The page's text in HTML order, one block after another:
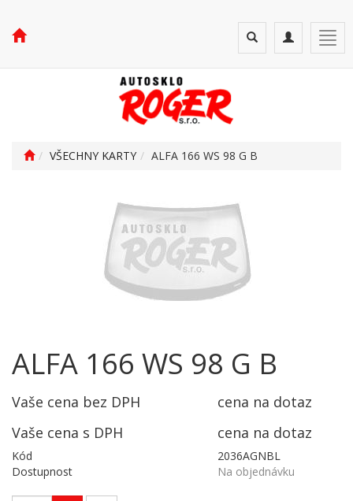
Toggle
navigation
Toggle
search
VŠECHNY KARTY ALFA 166 WS 98 G B
ALFA 166 WS 98 G B
Vaše cena bez DPH
cena na dotaz
Vaše cena s DPH
cena na dotaz
Kód
2036AGNBL
Dostupnost
Na objednávku